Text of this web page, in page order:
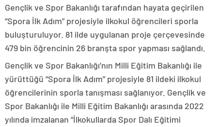
Gençlik ve Spor Bakanlığı tarafından hayata geçirilen
“Spora İlk Adım” projesiyle ilkokul öğrencileri sporla
buluşturuluyor. 81 ilde uygulanan proje çerçevesinde
479 bin öğrencinin 26 branşta spor yapması sağlandı.
Gençlik ve Spor Bakanlığı’nın Milli Eğitim Bakanlığı ile
yürüttüğü “Spora İlk Adım” projesiyle 81 ildeki ilkokul
öğrencilerinin sporla tanışması sağlanıyor. Gençlik ve
Spor Bakanlığı ile Milli Eğitim Bakanlığı arasında 2022
yılında imzalanan “İlkokullarda Spor Dalı Eğitimi